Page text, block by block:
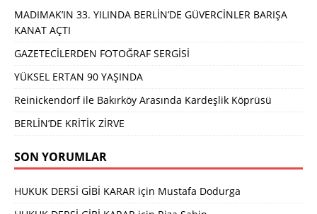
MADIMAK’IN 33. YILINDA BERLİN’DE GÜVERCİNLER BARIŞA
KANAT AÇTI
GAZETECİLERDEN FOTOĞRAF SERGİSİ
YÜKSEL ERTAN 90 YAŞINDA
Reinickendorf ile Bakırköy Arasında Kardeşlik Köprüsü
BERLİN’DE KRİTİK ZİRVE
SON YORUMLAR
HUKUK DERSİ GİBİ KARAR için Mustafa Dodurga